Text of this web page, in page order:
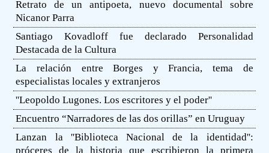
Retrato de un antipoeta, nuevo documental sobre
Nicanor Parra
Santiago Kovadloff fue declarado Personalidad
Destacada de la Cultura
La relación entre Borges y Francia, tema de
especialistas locales y extranjeros
''Leopoldo Lugones. Los escritores y el poder''
Encuentro “Narradores de las dos orillas” en Uruguay
Lanzan la ''Biblioteca Nacional de la identidad'':
próceres de la historia que escribieron la primera